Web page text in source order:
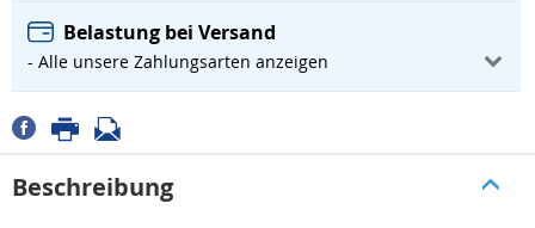
Belastung bei Versand
- Alle unsere Zahlungsarten anzeigen
Beschreibung